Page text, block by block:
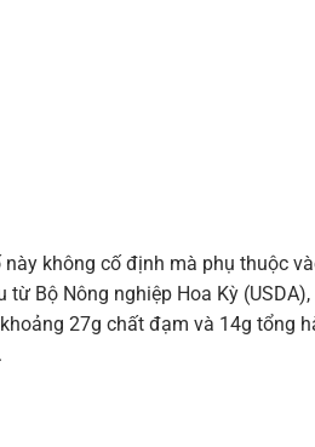
không cố định mà phụ thuộc
Bộ Nông nghiệp Hoa Kỳ (USDA),
27g chất đạm và 14g tổng